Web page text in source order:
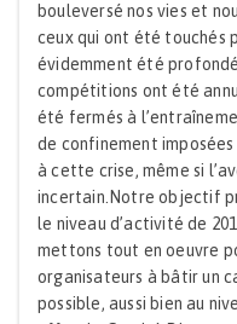
bouleversé nos vies et
ceux qui ont été touchés
évidemment été
compétitions ont été
été fermés à
de confinement
à cette crise, même si
incertain.Notre objectif
le niveau d’activité de
mettons tout en oeuvre
organisateurs à bâtir un
possible, aussi bien au